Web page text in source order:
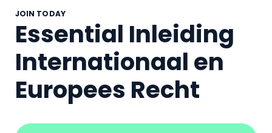
JOIN TODAY
Essential Inleiding
Internationaal en
Europees Recht